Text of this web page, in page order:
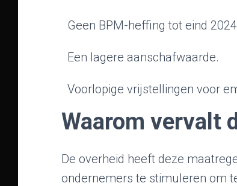
Geen BPM-heffing tot eind
Een lagere aanschafwaarde.
Voorlopige vrijstellingen voor
Waarom vervalt
De overheid heeft deze
ondernemers te stimuleren om